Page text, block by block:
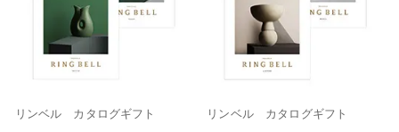
リンベル カタログギフト リンベル カタログギフト